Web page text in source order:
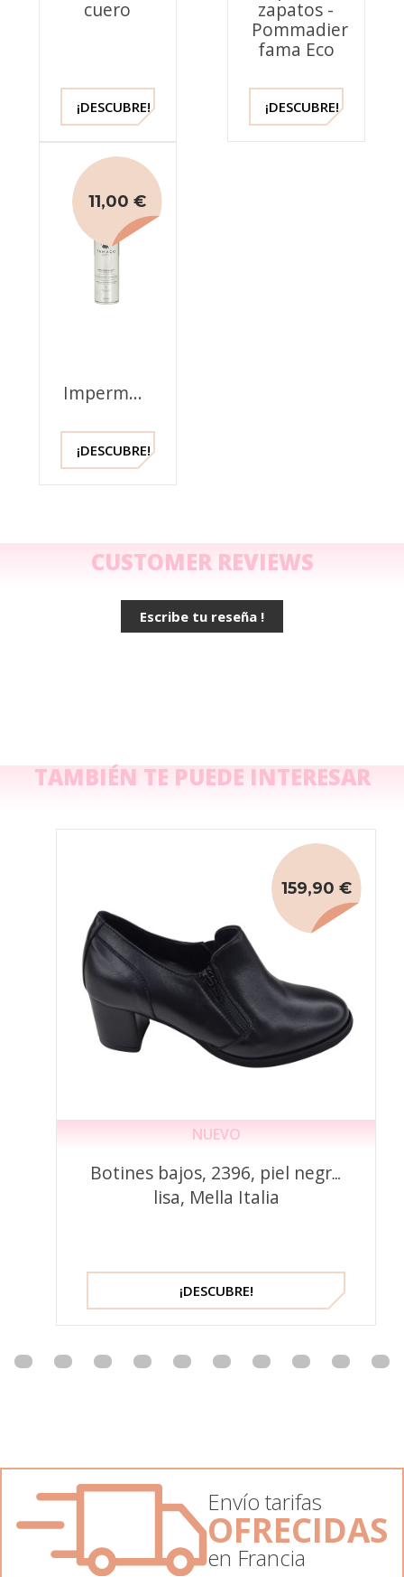
cuero
¡DESCUBRE!
zapatos -
Pommadier
fama Eco
¡DESCUBRE!
Impermeabilizante
250 ml
11,00 €
¡DESCUBRE!
CUSTOMER REVIEWS
Escribe tu reseña !
TAMBIÉN TE PUEDE INTERESAR
NUEVO
Botines bajos, 2396, piel negra
lisa, Mella Italia
159,90 €
¡DESCUBRE!
Envío tarifas
OFRECIDAS
en Francia